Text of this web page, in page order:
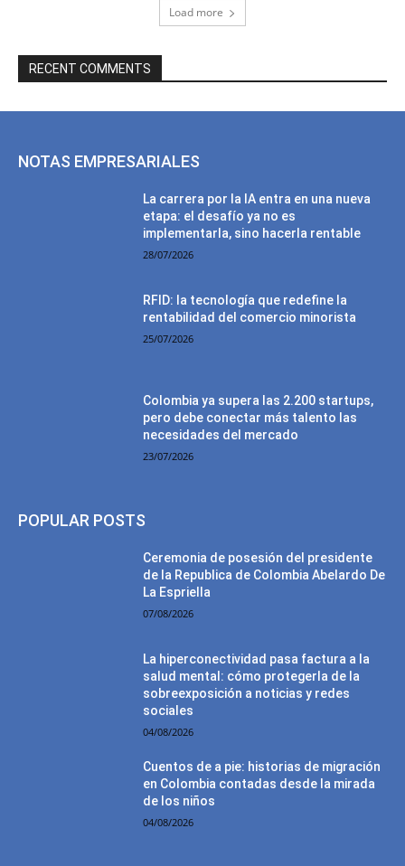
Load more
RECENT COMMENTS
NOTAS EMPRESARIALES
La carrera por la IA entra en una nueva
etapa: el desafío ya no es
implementarla, sino hacerla rentable
28/07/2026
RFID: la tecnología que redefine la
rentabilidad del comercio minorista
25/07/2026
Colombia ya supera las 2.200 startups,
pero debe conectar más talento las
necesidades del mercado
23/07/2026
POPULAR POSTS
Ceremonia de posesión del presidente
de la Republica de Colombia Abelardo De
La Espriella
07/08/2026
La hiperconectividad pasa factura a la
salud mental: cómo protegerla de la
sobreexposición a noticias y redes
sociales
04/08/2026
Cuentos de a pie: historias de migración
en Colombia contadas desde la mirada
de los niños
04/08/2026